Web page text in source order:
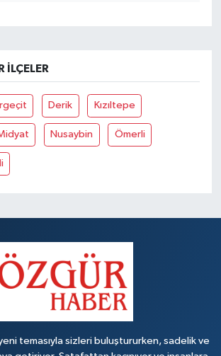
İLÇELER
Derik Kızıltepe
Nusaybin Ömerli
temasıyla sizleri buluştururken, sadelik ve